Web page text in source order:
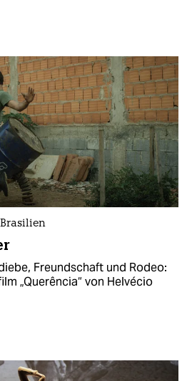
Freundschaft und Rodeo:
„Querência“ von Helvécio